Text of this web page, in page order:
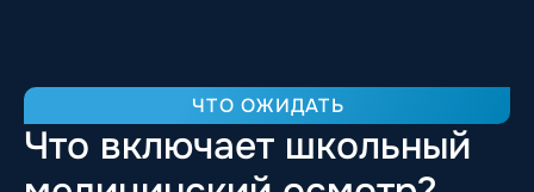
ЧТО ОЖИДАТЬ
Что включает школьный